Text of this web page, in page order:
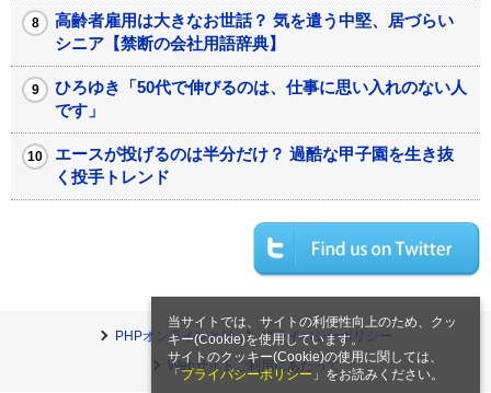
当サイトでは、サイトの利便性向上のため、クッ
キー(Cookie)を使用しています。
サイトのクッキー(Cookie)の使用に関しては、
「 プライバシーポリシー 」をお読みください。
高齢者雇用は大きなお世話？ 気を遣う中堅、居づらい
シニア【禁断の会社用語辞典】
ひろゆき「50代で伸びるのは、仕事に思い入れのない人
です」
エースが投げるのは半分だけ？ 過酷な甲子園を生き抜
く投手トレンド
PHPオンラインとは
プライバシーポリシー
Webサイトご利用にあたって